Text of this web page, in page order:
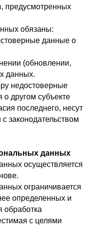
предусмотренных
обязаны:
данные о
(обновлении,
данных.
недостоверные
другом субъекте
последнего, несут
с законодательством
данных
осуществляется
ограничивается
определенных и
обработка
с целями